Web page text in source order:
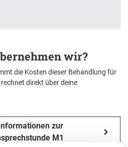
wir?
die Kosten dieser Behandlung für
direkt über deine
zur
M1